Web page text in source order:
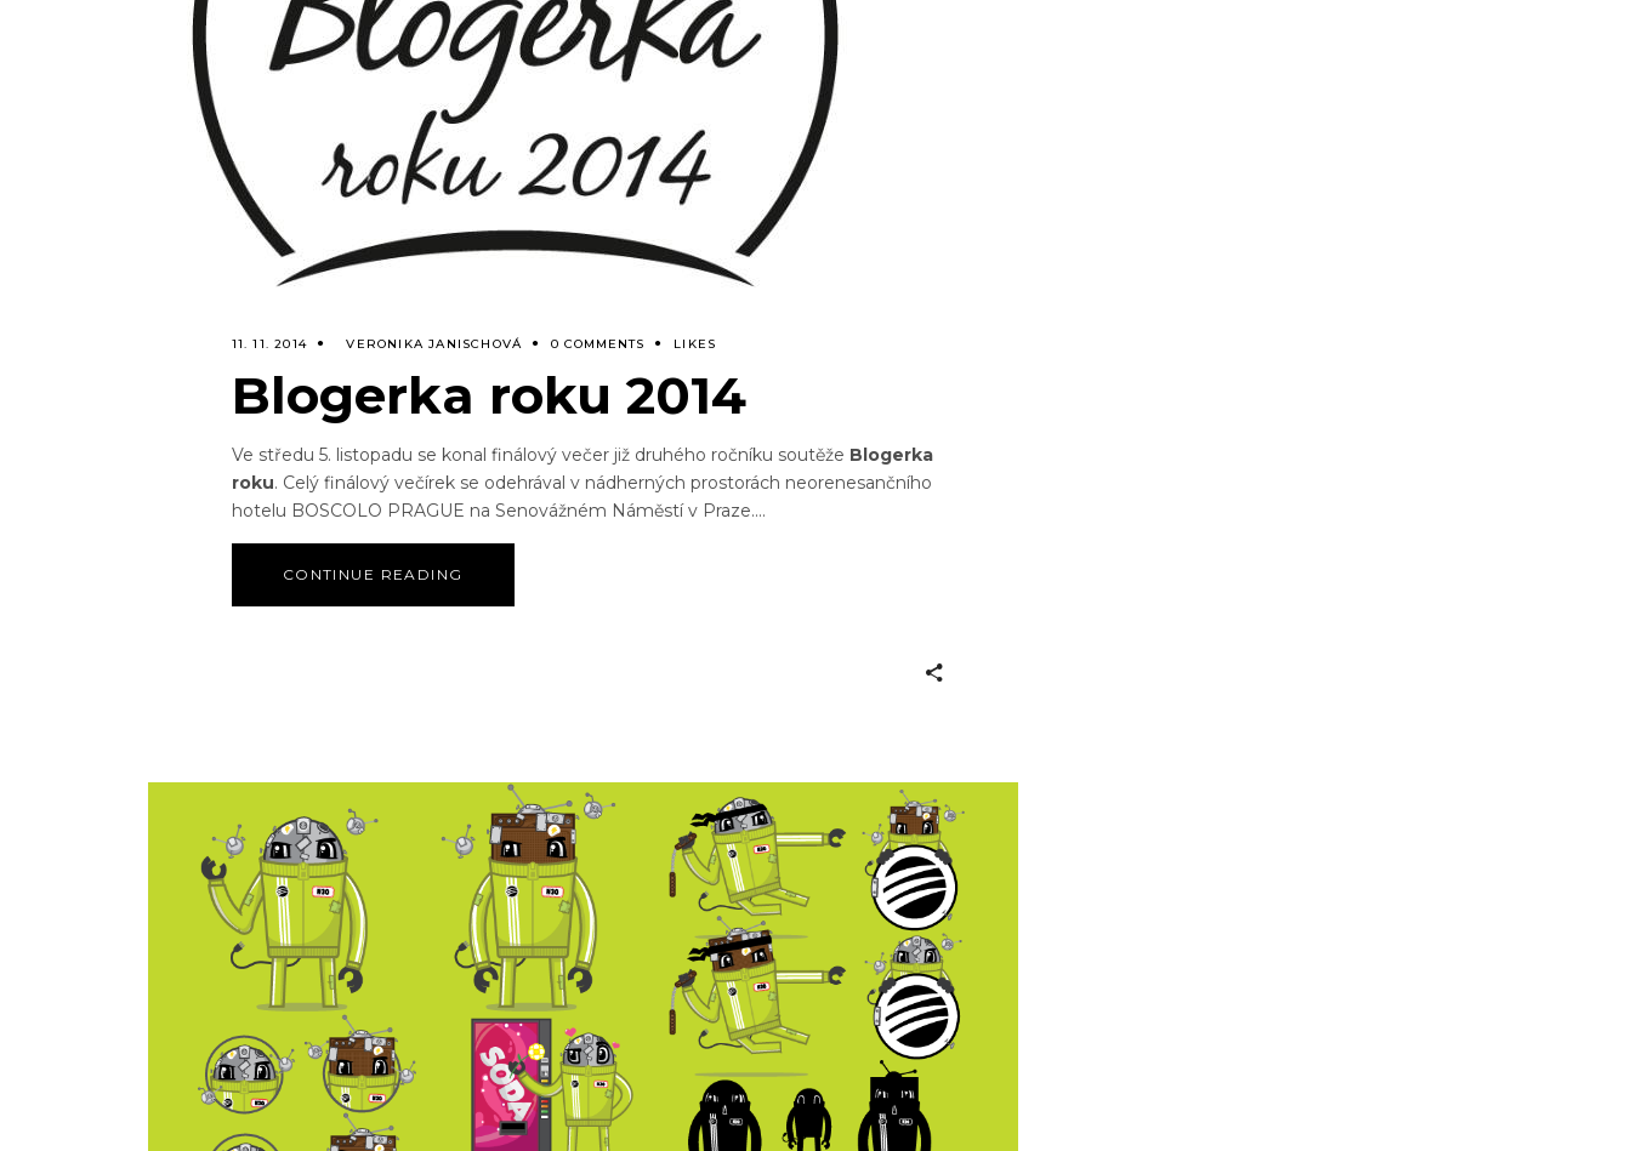
11. 11. 2014 VERONIKA JANISCHOVÁ 0 COMMENTS LIKES
Blogerka roku 2014
Ve středu 5. listopadu se konal finálový večer již druhého ročníku soutěže Blogerka
roku. Celý finálový večírek se odehrával v nádherných prostorách neorenesančního
hotelu BOSCOLO PRAGUE na Senovážném Náměstí v Praze.
CONTINUE READING